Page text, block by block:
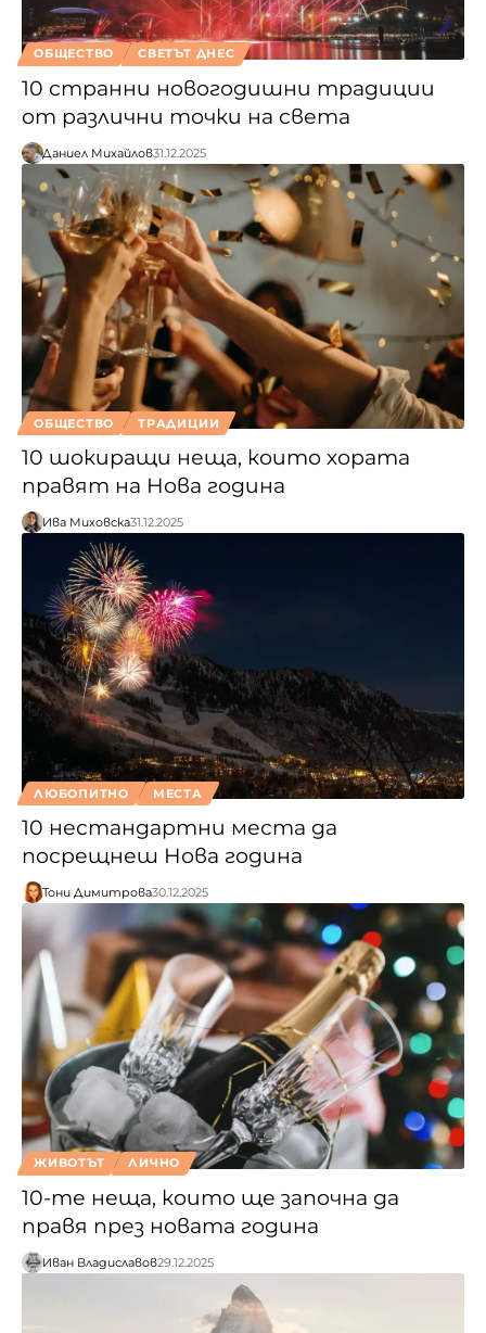
ОБЩЕСТВО СВЕТЪТ ДНЕС
10 странни новогодишни традиции
от различни точки на света
Даниел Михайлов31.12.2025
ОБЩЕСТВО ТРАДИЦИИ
10 шокиращи неща, които хората
правят на Нова година
Ива Миховска31.12.2025
ЛЮБОПИТНО МЕСТА
10 нестандартни места да
посрещнеш Нова година
Тони Димитрова30.12.2025
ЖИВОТЪТ ЛИЧНО
10-те неща, които ще започна да
правя през новата година
Иван Владиславов29.12.2025